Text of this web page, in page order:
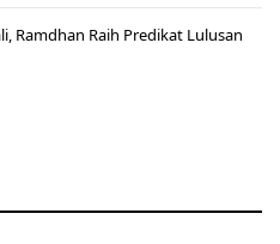
Ramdhan Raih Predikat Lulusan